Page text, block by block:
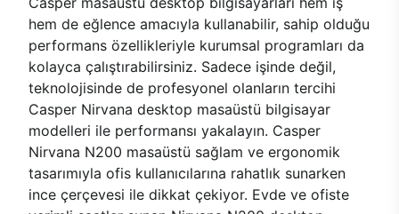
hem de eğlence amacıyla kullanabilir, sahip olduğu
performans özellikleriyle kurumsal programları da
kolayca çalıştırabilirsiniz. Sadece işinde değil,
teknolojisinde de profesyonel olanların tercihi
Casper Nirvana desktop masaüstü bilgisayar
modelleri ile performansı yakalayın. Casper
Nirvana N200 masaüstü sağlam ve ergonomik
tasarımıyla ofis kullanıcılarına rahatlık sunarken
ince çerçevesi ile dikkat çekiyor. Evde ve ofiste